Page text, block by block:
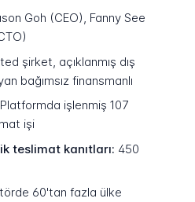
Goh (CEO), Fanny See
şirket, açıklanmış dış
bağımsız finansmanlı
Platformda işlenmiş 107
işi
teslimat kanıtları: 450
60'tan fazla ülke